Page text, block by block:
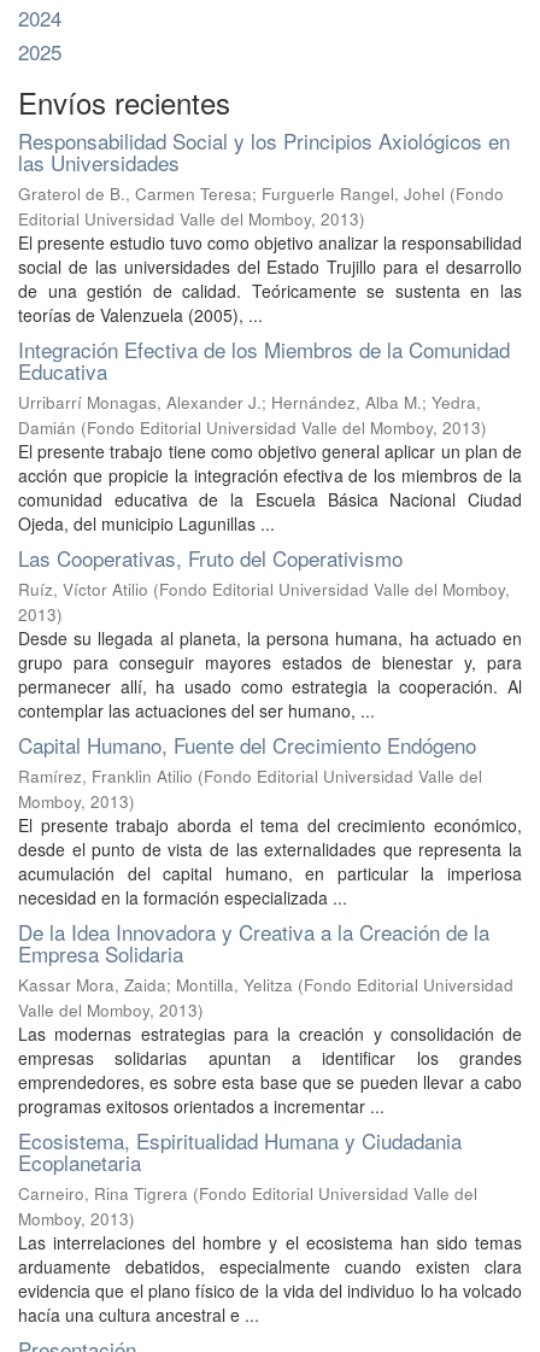
2024
2025
Envíos recientes
Responsabilidad Social y los Principios Axiológicos en
las Universidades
Graterol de B., Carmen Teresa; Furguerle Rangel, Johel (Fondo
Editorial Universidad Valle del Momboy, 2013)
El presente estudio tuvo como objetivo analizar la responsabilidad
social de las universidades del Estado Trujillo para el desarrollo
de una gestión de calidad. Teóricamente se sustenta en las
teorías de Valenzuela (2005), ...
Integración Efectiva de los Miembros de la Comunidad
Educativa
Urribarrí Monagas, Alexander J.; Hernández, Alba M.; Yedra,
Damián (Fondo Editorial Universidad Valle del Momboy, 2013)
El presente trabajo tiene como objetivo general aplicar un plan de
acción que propicie la integración efectiva de los miembros de la
comunidad educativa de la Escuela Básica Nacional Ciudad
Ojeda, del municipio Lagunillas ...
Las Cooperativas, Fruto del Coperativismo
Ruíz, Víctor Atilio (Fondo Editorial Universidad Valle del Momboy,
2013)
Desde su llegada al planeta, la persona humana, ha actuado en
grupo para conseguir mayores estados de bienestar y, para
permanecer allí, ha usado como estrategia la cooperación. Al
contemplar las actuaciones del ser humano, ...
Capital Humano, Fuente del Crecimiento Endógeno
Ramírez, Franklin Atilio (Fondo Editorial Universidad Valle del
Momboy, 2013)
El presente trabajo aborda el tema del crecimiento económico,
desde el punto de vista de las externalidades que representa la
acumulación del capital humano, en particular la imperiosa
necesidad en la formación especializada ...
De la Idea Innovadora y Creativa a la Creación de la
Empresa Solidaria
Kassar Mora, Zaida; Montilla, Yelitza (Fondo Editorial Universidad
Valle del Momboy, 2013)
Las modernas estrategias para la creación y consolidación de
empresas solidarias apuntan a identificar los grandes
emprendedores, es sobre esta base que se pueden llevar a cabo
programas exitosos orientados a incrementar ...
Ecosistema, Espiritualidad Humana y Ciudadania
Ecoplanetaria
Carneiro, Rina Tigrera (Fondo Editorial Universidad Valle del
Momboy, 2013)
Las interrelaciones del hombre y el ecosistema han sido temas
arduamente debatidos, especialmente cuando existen clara
evidencia que el plano físico de la vida del individuo lo ha volcado
hacía una cultura ancestral e ...